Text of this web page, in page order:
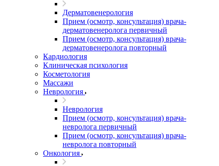
Дерматовенерология
Прием (осмотр, консультация) врача-
дерматовенеролога первичный
Прием (осмотр, консультация) врача-
дерматовенеролога повторный
Кардиология
Клиническая психология
Косметология
Массажи
Неврология
Неврология
Прием (осмотр, консультация) врача-
невролога первичный
Прием (осмотр, консультация) врача-
невролога повторный
Онкология